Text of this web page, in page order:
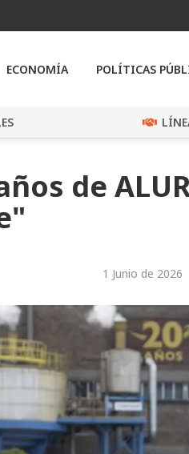
ECONOMÍA POLÍTICAS
de
1 Junio de 2026